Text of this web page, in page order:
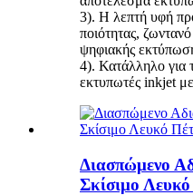
3). Η λεπτή υφή
ποιότητας,
ψηφιακής
4). Κατάλληλο για
εκτυπωτές inkjet
Διασπώμενο
Σκίσιμο